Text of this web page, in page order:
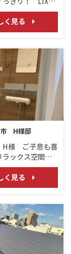
/ トイレリフォー
く見る
市 H様邸
H様 ご子息も喜
ラックス空間
リノビオ
クターブ
く見る